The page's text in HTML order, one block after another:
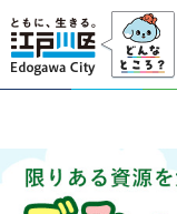
江戸川区
ごみ・リサイクル 限
守ろう！